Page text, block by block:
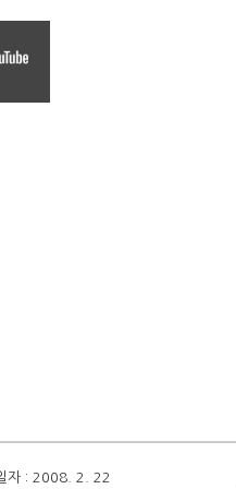
자 : 2008. 2. 22